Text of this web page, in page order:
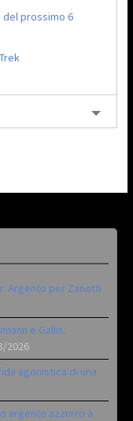
del prossimo 6
Argento per Zanotti
e Gallis.
2026
agonistica di una
argento azzurro a